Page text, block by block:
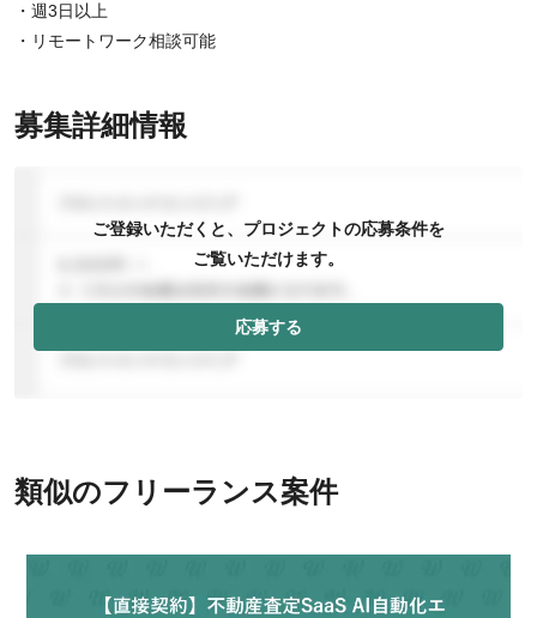
・週3日以上
・リモートワーク相談可能
募集詳細情報
ご登録いただくと、プロジェクトの応募条件を
ご覧いただけます。
応募する
類似のフリーランス案件